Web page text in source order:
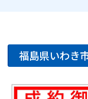
福島県いわき